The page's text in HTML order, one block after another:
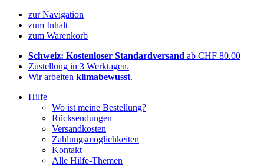
zur Navigation
zum Inhalt
zum Warenkorb
Schweiz: Kostenloser Standardversand ab CHF 80.00
Zustellung in 3 Werktagen.
Wir arbeiten klimabewusst.
Hilfe
Wo ist meine Bestellung?
Rücksendungen
Versandkosten
Zahlungsmöglichkeiten
Kontakt
Alle Hilfe-Themen